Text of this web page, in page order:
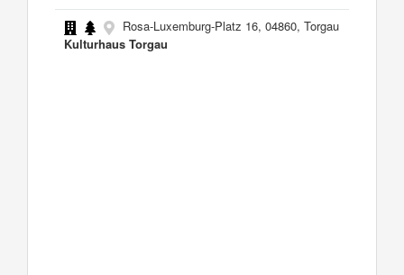
Rosa-Luxemburg-Platz 16, 04860, Torgau
Kulturhaus Torgau